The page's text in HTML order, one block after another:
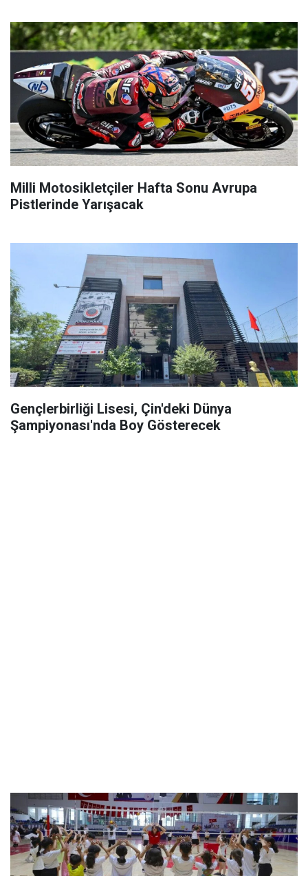
Milli Motosikletçiler Hafta Sonu Avrupa
Pistlerinde Yarışacak
Gençlerbirliği Lisesi, Çin'deki Dünya
Şampiyonası'nda Boy Gösterecek